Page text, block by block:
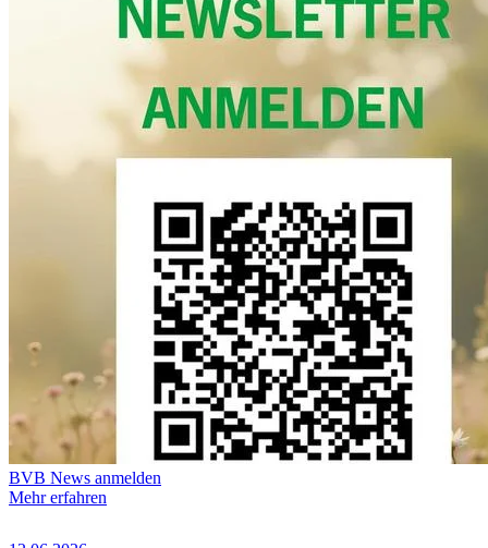
BVB News anmelden
Mehr erfahren